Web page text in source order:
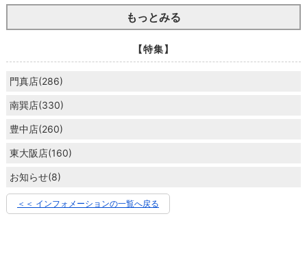
もっとみる
【特集】
門真店(286)
南巽店(330)
豊中店(260)
東大阪店(160)
お知らせ(8)
＜＜ インフォメーションの一覧へ戻る